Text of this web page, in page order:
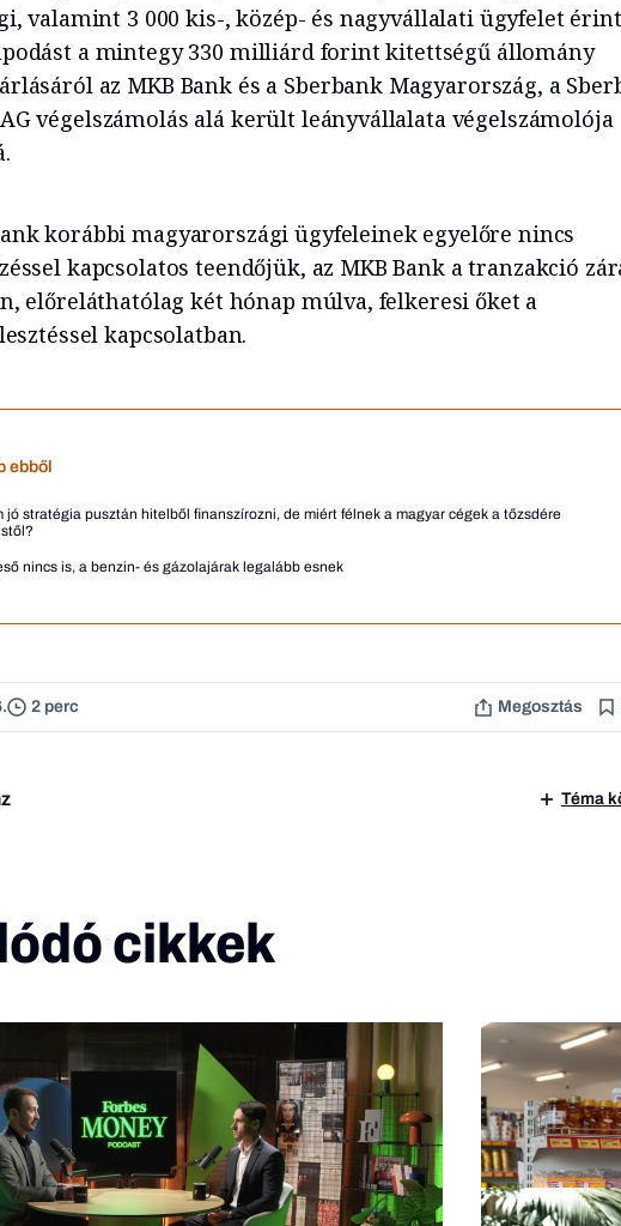
valamint 3 000 kis-, közép- és nagyvállalati ügyfelet
a mintegy 330 milliárd forint kitettségű állomány
az MKB Bank és a Sberbank Magyarország, a
végelszámolás alá került leányvállalata végelszámolója
korábbi magyarországi ügyfeleinek egyelőre nincs
kapcsolatos teendőjük, az MKB Bank a tranzakció
előreláthatólag két hónap múlva, felkeresi őket a
kapcsolatban.
ebből
jó stratégia pusztán hitelből finanszírozni, de miért félnek a magyar cégek a tőzsdére
nincs is, a benzin- és gázolajárak legalább esnek
2 perc Megosztás
Téma
cikkek